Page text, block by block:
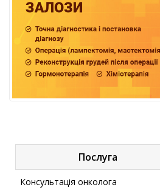
Послуга
Консультація онколога